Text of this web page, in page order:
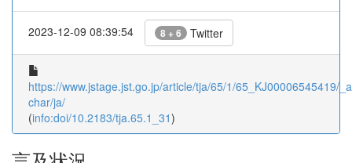
2023-12-09 08:39:54 8 + 6 Twitter
https://www.jstage.jst.go.jp/article/tja/65/1/65_KJ00006545419/
char/ja/
(info:doi/10.2183/tja.65.1_31)